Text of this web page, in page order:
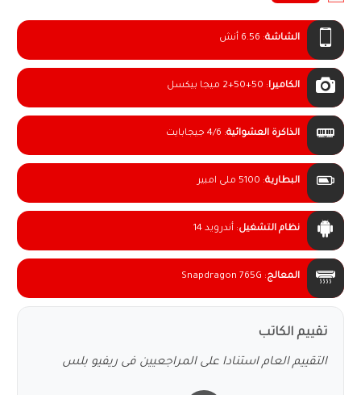
الشاشة: 6.56 أنش
الكاميرا: 2+50+50 ميجا بيكسل
الذاكرة العشوائية: 4/6 جيجابايت
البطارية: 5100 ملى امبير
نظام التشغيل: أندرويد 14
المعالج:
Snapdragon 765G
تقييم الكاتب
التقييم العام استنادا على المراجعيين فى ريفيو بلس